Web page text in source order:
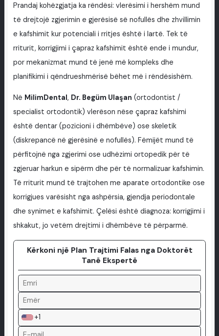
Prandaj kohëzgjatja ka rëndësi: vlerësimi i hershëm mund
të drejtojë zgjerimin e gjerësisë së nofullës dhe zhvillimin
e kafshimit kur potenciali i rritjes është i lartë. Tek të
rriturit, korrigjimi i çapraz kafshimit është ende i mundur,
por mekanizmat mund të jenë më kompleks dhe
planifikimi i qëndrueshmërisë bëhet më i rëndësishëm.
Në MilimDental, Dr. Begüm Ulaşan (ortodontist /
specialist ortodontik) vlerëson nëse çapraz kafshimi
është dentar (pozicioni i dhëmbëve) ose skeletik
(diskrepancë në gjerësinë e nofullës). Fëmijët mund të
përfitojnë nga zgjerimi ose udhëzimi ortopedik për të
zgjeruar harkun e sipërm dhe për të normalizuar kafshimin.
Të rriturit mund të trajtohen me aparate ortodontike ose
korrigjues varësisht nga ashpërsia, gjendja periodontale
dhe synimet e kafshimit. Çelësi është diagnoza: korrigjimi i
shkakut, jo vetëm drejtimi i dhëmbëve të përparmë.
Kërkoni një Plan Trajtimi Falas nga Doktorët
Tanë Ekspertë
+1